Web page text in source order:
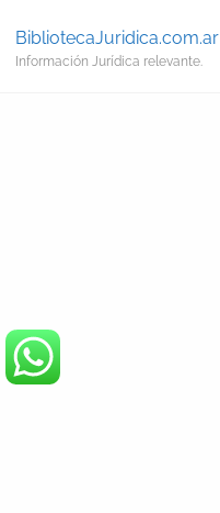
BibliotecaJuridica.com.ar
Información Jurídica relevante.